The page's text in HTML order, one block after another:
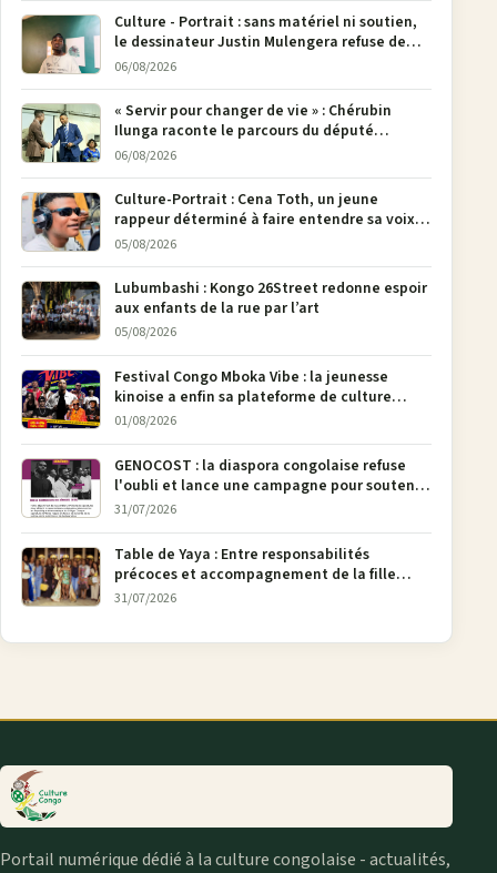
Culture - Portrait : sans matériel ni soutien,
le dessinateur Justin Mulengera refuse de
poser son crayon
06/08/2026
« Servir pour changer de vie » : Chérubin
Ilunga raconte le parcours du député
national Jethro Muyombi Tshimbu en 137
06/08/2026
Culture-Portrait : Cena Toth, un jeune
rappeur déterminé à faire entendre sa voix à
Bunia
05/08/2026
Lubumbashi : Kongo 26Street redonne espoir
aux enfants de la rue par l’art
05/08/2026
Festival Congo Mboka Vibe : la jeunesse
kinoise a enfin sa plateforme de culture
urbaine
01/08/2026
GENOCOST : la diaspora congolaise refuse
l'oubli et lance une campagne pour soutenir
la pétition FONAREV depuis Bruxelles
31/07/2026
Table de Yaya : Entre responsabilités
précoces et accompagnement de la fille
aînée, la diaspora en débat
31/07/2026
Portail numérique dédié à la culture congolaise - actualités,